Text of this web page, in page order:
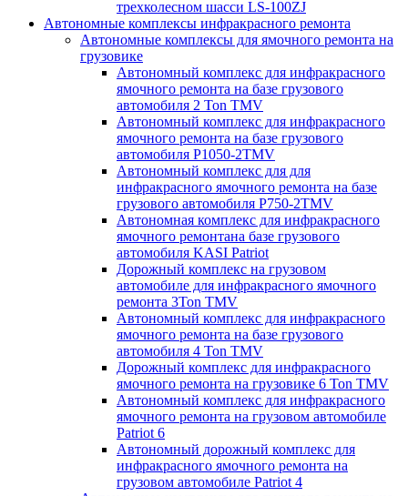
трехколесном шасси LS-100ZJ
Автономные комплексы инфракрасного ремонта
Автономные комплексы для ямочного ремонта на
грузовике
Автономный комплекс для инфракрасного
ямочного ремонта на базе грузового
автомобиля 2 Ton TMV
Автономный комплекс для инфракрасного
ямочного ремонта на базе грузового
автомобиля P1050-2TMV
Автономный комплекс для для
инфракрасного ямочного ремонта на базе
грузового автомобиля P750-2TMV
Автономная комплекс для инфракрасного
ямочного ремонтана базе грузового
автомобиля KASI Patriot
Дорожный комплекс на грузовом
автомобиле для инфракрасного ямочного
ремонта 3Ton TMV
Автономный комплекс для инфракрасного
ямочного ремонта на базе грузового
автомобиля 4 Ton TMV
Дорожный комплекс для инфракрасного
ямочного ремонта на грузовике 6 Ton TMV
Автономный комплекс для инфракрасного
ямочного ремонта на грузовом автомобиле
Patriot 6
Автономный дорожный комплекс для
инфракрасного ямочного ремонта на
грузовом автомобиле Patriot 4